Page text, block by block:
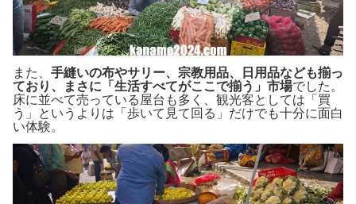
また、 手縫いの布やサリー、宗教用品、日用品なども揃っ
ており、まさに「生活すべてがここで揃う」市場でした。
床に並べて売っている屋台も多く、観光客としては「買
う」というよりは「歩いて見て回る」だけでも十分に面白
い体験。